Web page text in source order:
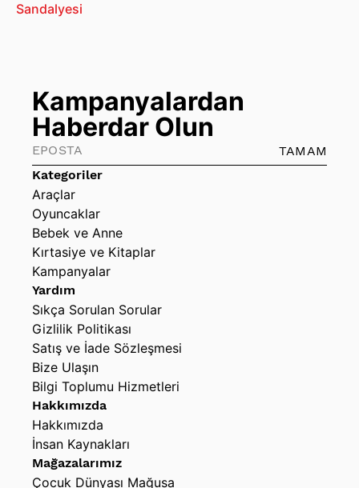
Sandalyesi
Kategoriler
Araçlar
Oyuncaklar
Bebek ve Anne
Kırtasiye ve Kitaplar
Kampanyalar
Yardım
Sıkça Sorulan Sorular
Gizlilik Politikası
Satış ve İade Sözleşmesi
Bize Ulaşın
Bilgi Toplumu Hizmetleri
Hakkımızda
Hakkımızda
İnsan Kaynakları
Mağazalarımız
Çocuk Dünyası Mağusa
Kampanyalardan
Haberdar Olun
TAMAM